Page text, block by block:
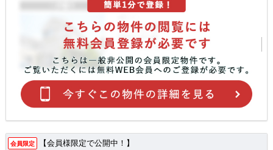
会員限定 【会員様限定で公開中！】